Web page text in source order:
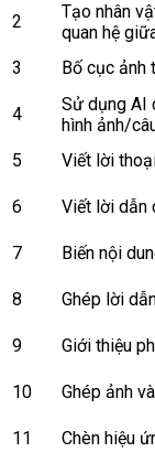
2
Tạo nhân
quan hệ
3
Bố cục ảnh
4
Sử dụng AI
hình ảnh/
5
Viết lời
6
Viết lời dẫn
7
Biến nội
8
Ghép lời
9
Giới thiệu
10
Ghép ảnh
11
Chèn hiệu